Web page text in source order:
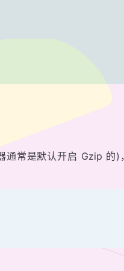
常是默认开启 Gzip 的)